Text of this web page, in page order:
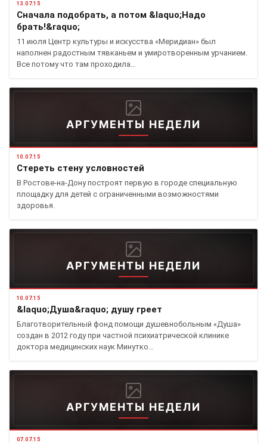
13.07.15
Сначала подобрать, а потом &laquo;Надо
брать!&raquo;
11 июля Центр культуры и искусства «Меридиан» был
наполнен радостным тявканьем и умиротворенным урчанием.
Все потому что там проходила…
АРГУМЕНТЫ НЕДЕЛИ
10.07.15
Стереть стену условностей
В Ростове-на-Дону построят первую в городе специальную
площадку для детей с ограниченными возможностями
здоровья.
АРГУМЕНТЫ НЕДЕЛИ
10.07.15
&laquo;Душа&raquo; душу греет
Благотворительный фонд помощи душевнобольным «Душа»
создан в 2012 году при частной психиатрической клинике
доктора медицинских наук Минутко…
АРГУМЕНТЫ НЕДЕЛИ
07.07.15